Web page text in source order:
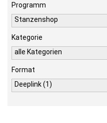
Programm
Stanzenshop
Kategorie
alle Kategorien
Format
Deeplink (1)